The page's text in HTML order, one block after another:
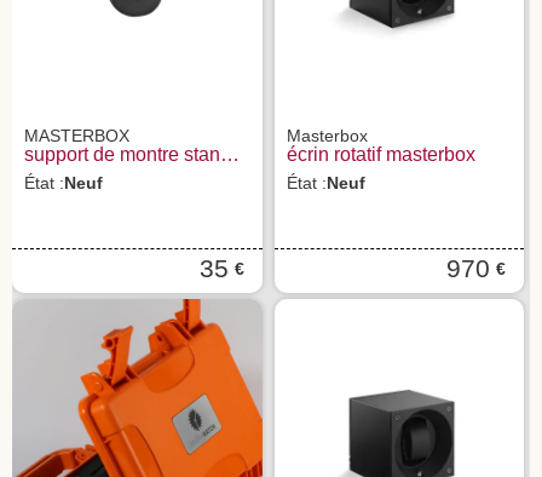
MASTERBOX
support de montre standard masterbox
État :Neuf
35 €
Masterbox
écrin rotatif masterbox
État :Neuf
970 €